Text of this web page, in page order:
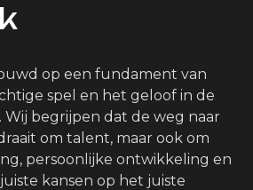
op een fundament van
spel en het geloof in de
Wij begrijpen dat de weg naar
om talent, maar ook om
persoonlijke ontwikkeling en
kansen op het juiste